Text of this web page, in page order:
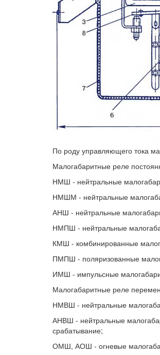
По роду управляющего тока
Малогабаритные реле
НМШ - нейтральные
НМШМ - нейтральные
АНШ - нейтральные
НМПШ - нейтральные
КМШ - комбинированные
ПМПШ - поляризованные
ИМШ - импульсные
Малогабаритные реле
НМВШ - нейтральные
АНВШ - нейтральные
срабатывание;
ОМШ, АОШ - огневые